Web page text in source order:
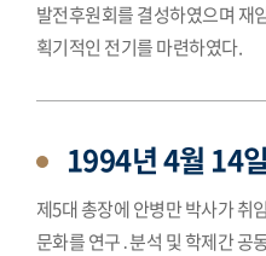
발전후원회를 결성하였으며 재
획기적인 전기를 마련하였다.
1994년 4월 14일
제5대 총장에 안병만 박사가 취
문화를 연구․분석 및 학제간 공